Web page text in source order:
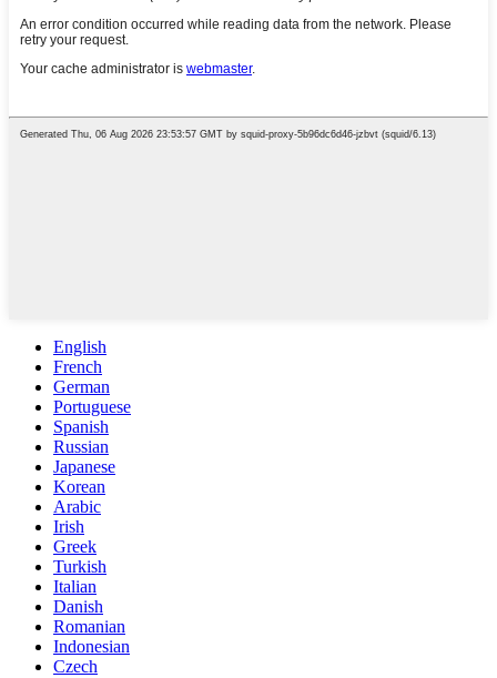
English
French
German
Portuguese
Spanish
Russian
Japanese
Korean
Arabic
Irish
Greek
Turkish
Italian
Danish
Romanian
Indonesian
Czech